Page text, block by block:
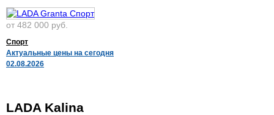
от 482 000 руб.
Спорт
Актуальные цены на сегодня
02.08.2026
LADA Kalina